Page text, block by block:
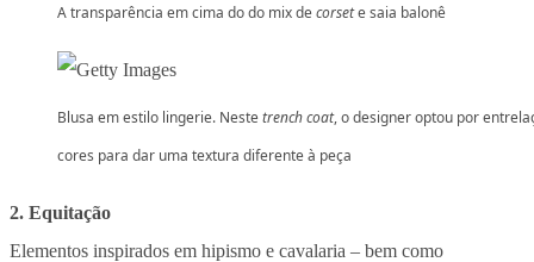
A transparência em cima do do mix decorsete saia balonê
Blusa em estilo lingerie. Nestetrench coat, o designer optou por
cores para dar uma textura diferente à peça
2. Equitação
Elementos inspirados em hipismo e cavalaria – bem como